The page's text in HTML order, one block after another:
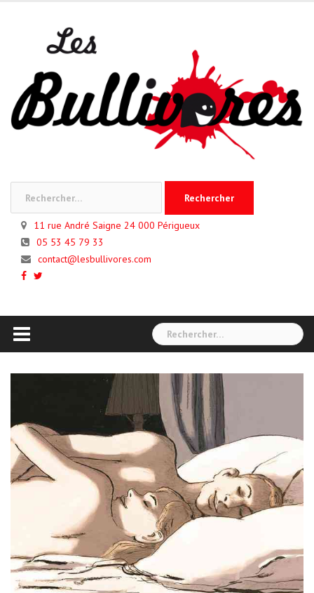
11 rue André Saigne 24 000 Périgueux
05 53 45 79 33
contact@lesbullivores.com
Rechercher :